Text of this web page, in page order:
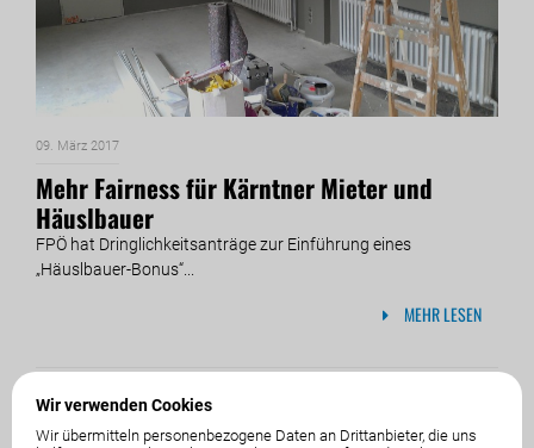
Wir verwenden Cookies
Wir übermitteln personenbezogene Daten an Drittanbieter, die uns
09. März 2017
Mehr Fairness für Kärntner Mieter und
Häuslbauer
FPÖ hat Dringlichkeitsanträge zur Einführung eines
„Häuslbauer-Bonus“...
MEHR LESEN